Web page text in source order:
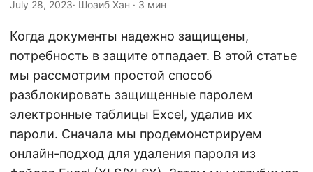
a
o
July 28, 2023· Шоаиб Хан · 3 мин
Когда документы надежно защищены,
потребность в защите отпадает. В этой статье
мы рассмотрим простой способ
разблокировать защищенные паролем
электронные таблицы Excel, удалив их
пароли. Сначала мы продемонстрируем
онлайн-подход для удаления пароля из